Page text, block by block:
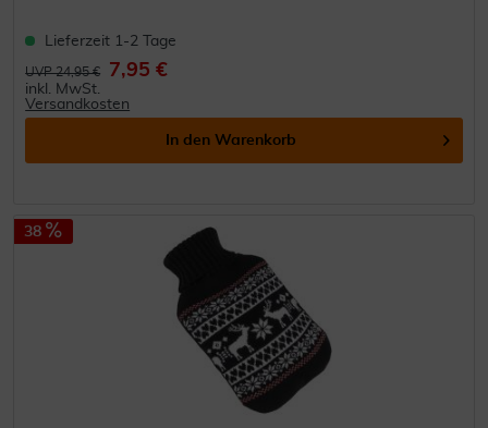
Lieferzeit 1-2 Tage
UVP 24,95 € 7,95 €
inkl. MwSt.
Versandkosten
In den Warenkorb
38